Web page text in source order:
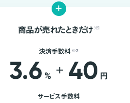
+
商品が売れたときだけ ※1
決済手数料 ※2
3.6 % + 40 円
サービス手数料